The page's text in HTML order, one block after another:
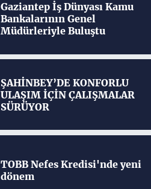
Gaziantep İş Dünyası Kamu
Bankalarının Genel
Müdürleriyle Buluştu
ŞAHİNBEY’DE KONFORLU
ULAŞIM İÇİN ÇALIŞMALAR
SÜRÜYOR
TOBB Nefes Kredisi'nde yeni
dönem